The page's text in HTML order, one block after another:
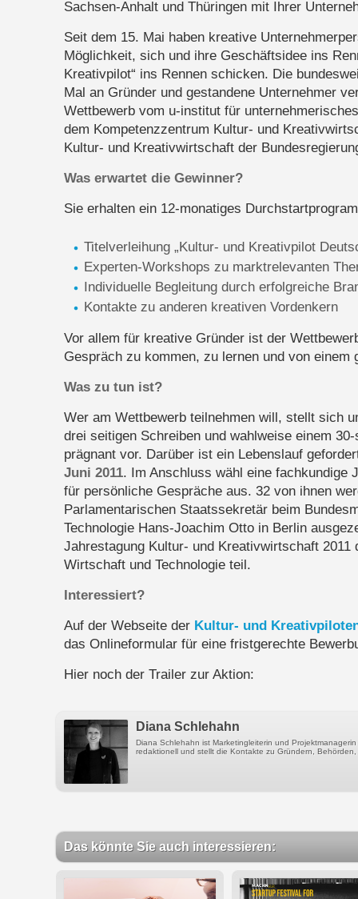
Sachsen-Anhalt und Thüringen mit Ihrer
Seit dem 15. Mai haben kreative
Möglichkeit, sich und ihre Geschäftsidee ins
Kreativpilot“ ins Rennen schicken. Die
Mal an Gründer und gestandene Unternehmer
Wettbewerb vom u-institut für
dem Kompetenzzentrum Kultur- und
Kultur- und Kreativwirtschaft der
Was erwartet die Gewinner?
Sie erhalten ein 12-monatiges
Titelverleihung „Kultur- und Kreativpilot
Experten-Workshops zu marktrelevanten
Individuelle Begleitung durch erfolgreiche
Kontakte zu anderen kreativen Vordenkern
Vor allem für kreative Gründer ist der
Gespräch zu kommen, zu lernen und von
Was zu tun ist?
Wer am Wettbewerb teilnehmen will, stellt sich
drei seitigen Schreiben und wahlweise einem
prägnant vor. Darüber ist ein Lebenslauf
Juni 2011. Im Anschluss wähl eine fachkundige
für persönliche Gespräche aus. 32 von ihnen
Parlamentarischen Staatssekretär beim
Technologie Hans-Joachim Otto in Berlin
Jahrestagung Kultur- und Kreativwirtschaft
Wirtschaft und Technologie teil.
Interessiert?
Auf der Webseite der Kultur- und
das Onlineformular für eine fristgerechte
Hier noch der Trailer zur Aktion:
Diana Schlehahn
Diana Schlehahn ist Marketingleiterin und
redaktionell und stellt die Kontakte zu Gründern,
Das könnte Sie auch interessieren: